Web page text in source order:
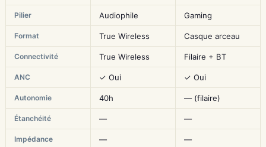
Pilier Audiophile Gaming
Format True Wireless Casque arceau
Connectivité True Wireless Filaire + BT
ANC ✓ Oui ✓ Oui
Autonomie 40h — (filaire)
Étanchéité — —
Impédance — —